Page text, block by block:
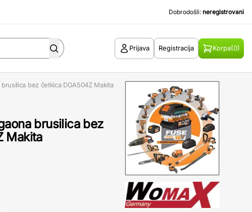
Dobrodošli: neregistrovani
Prijava Registracija Korpa(0)
bez četkica DGA504Z Makita
brusilica bez
Makita